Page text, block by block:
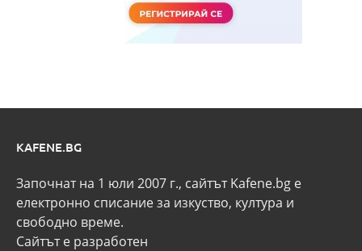
KAFENE.BG
Започнат на 1 юли 2007 г., сайтът Kafene.bg e
eлектронно списание за изкуство, култура и
свободно време.
Сайтът е разработен